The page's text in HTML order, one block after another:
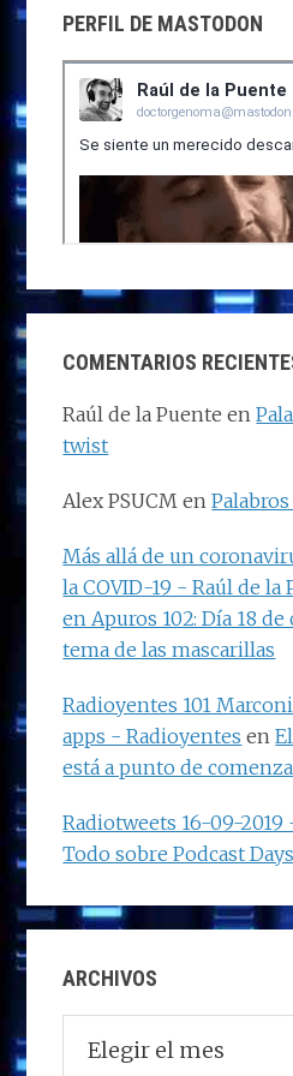
PERFIL DE MASTODON
COMENTARIOS
Raúl de la Puente en
twist
Alex PSUCM en
Más allá de un
la COVID-19 - Raúl de la
en Apuros 102: Día 18
tema de las mascarillas
Radioyentes 101
apps - Radioyentes en
está a punto de
Radiotweets 16-09-2019
Todo sobre Podcast
ARCHIVOS